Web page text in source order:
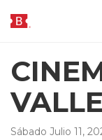
VALLE
Sábado Julio 11,